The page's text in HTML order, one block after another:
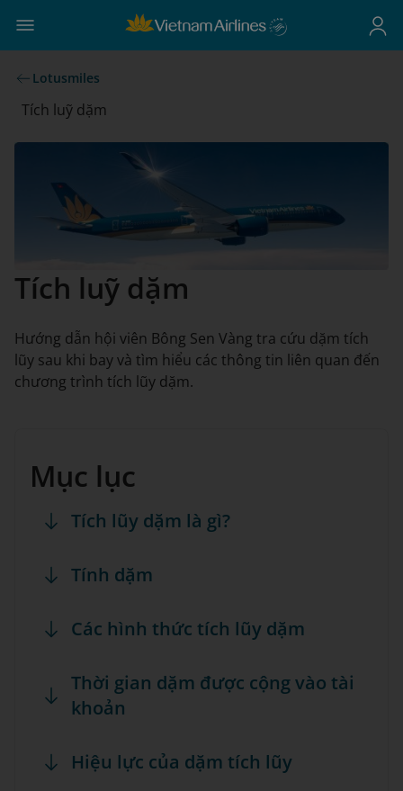
Lotusmiles
Tích luỹ dặm
Tích luỹ dặm
Hướng dẫn hội viên Bông Sen Vàng tra cứu dặm tích
lũy sau khi bay và tìm hiểu các thông tin liên quan đến
chương trình tích lũy dặm.
Mục lục
Tích lũy dặm là gì?
Tính dặm
Các hình thức tích lũy dặm
Thời gian dặm được cộng vào tài
khoản
Hiệu lực của dặm tích lũy